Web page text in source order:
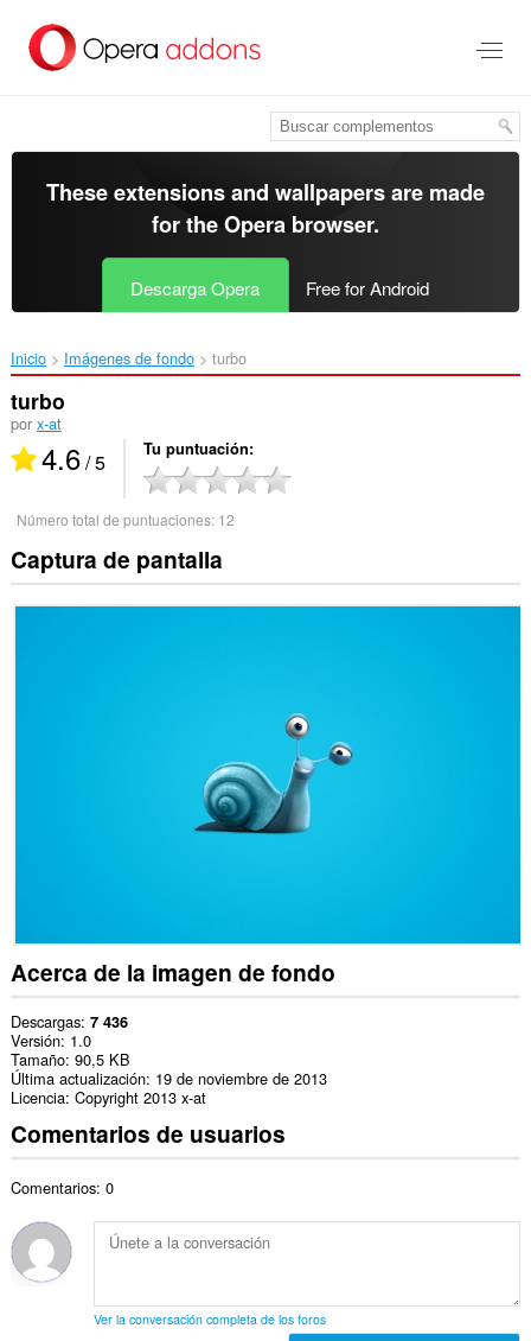
contenido
These extensions and wallpapers are made
for theOpera browser.
Descarga Opera Free for Android
Inicio Imágenes de fondo turbo‎
turbo
por x-at
4.6/ 5 Tu puntuación
Número total de puntuaciones: 12
Captura de pantalla
Acerca de la imagen de fondo
Descargas 7 436
Versión 1.0
Tamaño 90,5 KB
Última actualización 19 de noviembre de 2013
Licencia Copyright 2013 x-at
Comentarios de usuarios
Comentarios: 0
Ver la conversación completa de los foros